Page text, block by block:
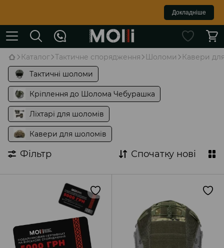
Докладніше
Каталог Тактичне спорядження Шоломи
Кавери
Тактичні шоломи
Кріплення до Шолома Чебурашка
Ліхтарі для шоломів
Кавери для шоломів
Фільтр Спочатку нові